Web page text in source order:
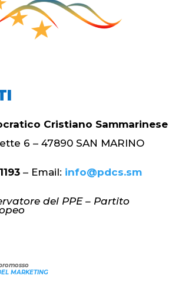
Cristiano Sammarinese
6 – 47890 SAN MARINO
– Email: info@pdcs.sm
del PPE – Partito
MARKETING